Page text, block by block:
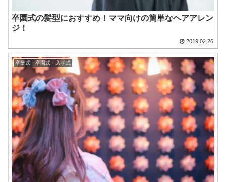
卒園式の髪型におすすめ！ママ向けの簡単なヘアアレン
ジ！
2019.02.26
卒業式・卒園式・入学式